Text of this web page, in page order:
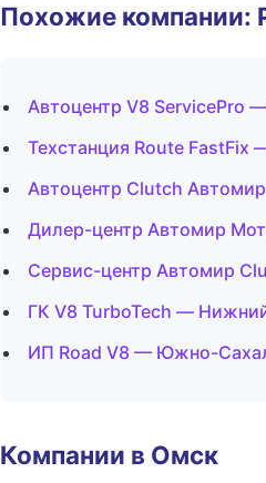
Похожие компании:
Автоцентр V8 ServicePro
Техстанция Route FastFix
Автоцентр Clutch
Дилер-центр Автомир
Сервис-центр Автомир
ГК V8 TurboTech —
ИП Road V8 — Южно-
Компании в Омск